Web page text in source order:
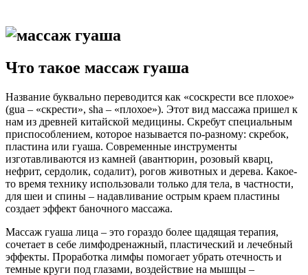
Что такое массаж гуаша
Название буквально переводится как «соскрести все плохое»
(gua – «скрести», sha – «плохое»). Этот вид массажа пришел к
нам из древней китайской медицины. Скребут специальным
приспособлением, которое называется по-разному: скребок,
пластина или гуаша. Современные инструменты
изготавливаются из камней (авантюрин, розовый кварц,
нефрит, сердолик, содалит), рогов животных и дерева. Какое-
то время технику использовали только для тела, в частности,
для шеи и спины – надавливание острым краем пластины
создает эффект баночного массажа.
Массаж гуаша лица – это гораздо более щадящая терапия,
сочетает в себе лимфодренажный, пластический и лечебный
эффекты. Проработка лимфы помогает убрать отечность и
темные круги под глазами, воздействие на мышцы –